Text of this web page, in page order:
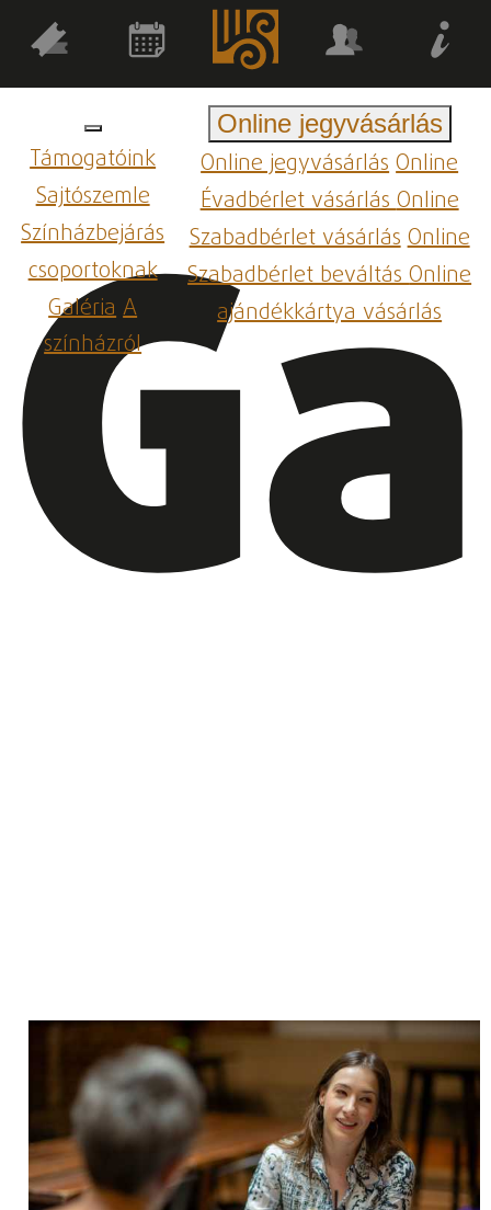
Támogatóink
Sajtószemle
Színházbejárás
csoportoknak
GalériaA
színházról
Online jegyvásárlás
Online jegyvásárlásOnline
Évadbérlet vásárlásOnline
Szabadbérlet vásárlásOnline
Szabadbérlet beváltásOnline
ajándékkártya vásárlás